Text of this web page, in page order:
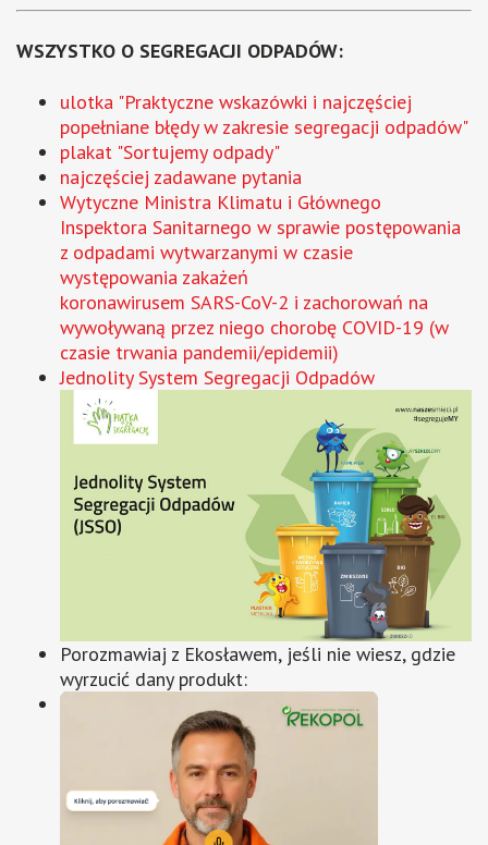
WSZYSTKO O SEGREGACJI ODPADÓW:
ulotka "Praktyczne wskazówki i najczęściej
popełniane błędy w zakresie segregacji odpadów"
plakat "Sortujemy odpady"
najczęściej zadawane pytania
Wytyczne Ministra Klimatu i Głównego
Inspektora Sanitarnego w sprawie postępowania
z odpadami wytwarzanymi w czasie
występowania zakażeń
koronawirusem SARS-CoV-2 i zachorowań na
wywoływaną przez niego chorobę COVID-19 (w
czasie trwania pandemii/epidemii)
Jednolity System Segregacji Odpadów
Porozmawiaj z Ekosławem, jeśli nie wiesz, gdzie
wyrzucić dany produkt: